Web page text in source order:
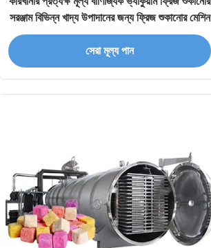
সরঞ্জাম বিভিন্ন খাদ্য উপাদানের জন্য ফ্রিজ শুকানোর মেশিন
সেরা মূল্য পান